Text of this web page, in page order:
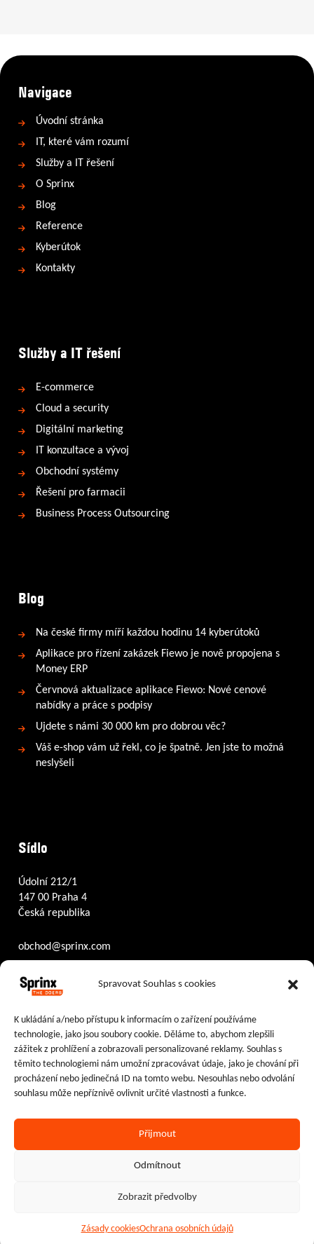
Spravovat Souhlas s cookies
K ukládání a/nebo přístupu k informacím o zařízení používáme
technologie, jako jsou soubory cookie. Děláme to, abychom zlepšili
zážitek z prohlížení a zobrazovali personalizované reklamy. Souhlas s
těmito technologiemi nám umožní zpracovávat údaje, jako je chování při
procházení nebo jedinečná ID na tomto webu. Nesouhlas nebo odvolání
souhlasu může nepříznivě ovlivnit určité vlastnosti a funkce.
Přijmout
Odmítnout
Zobrazit předvolby
Zásady cookiesOchrana osobních údajů
Navigace
Úvodní stránka
IT, které vám rozumí
Služby a IT řešení
O Sprinx
Blog
Reference
Kyberútok
Kontakty
Služby a IT řešení
E-commerce
Cloud a security
Digitální marketing
IT konzultace a vývoj
Obchodní systémy
Řešení pro farmacii
Business Process Outsourcing
Blog
Na české firmy míří každou hodinu 14 kyberútoků
Aplikace pro řízení zakázek Fiewo je nově propojena s
Money ERP
Červnová aktualizace aplikace Fiewo: Nové cenové
nabídky a práce s podpisy
Ujdete s námi 30 000 km pro dobrou věc?
Váš e-shop vám už řekl, co je špatně. Jen jste to možná
neslyšeli
Sídlo
Údolní 212/1
147 00 Praha 4
Česká republika
obchod@sprinx.com
Otevírací doba recepce:
PO – ČT8:30 – 17:30
Sledujte nás na:
Facebook
Instagram
LinkedIn
2024–2026 © Sprinx Systems, a.s.